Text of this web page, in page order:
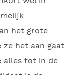
het grote
ze het aan gaat
alles tot in de